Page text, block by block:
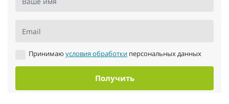
Email
Принимаю условия обработки персональных данных
Получить